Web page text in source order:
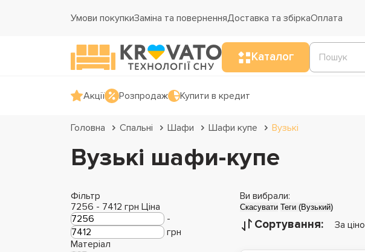
Умови покупкиЗаміна та поверненняДоставка та збіркаОплата
Каталог
Акції Розпродаж Купити в кредит
Головна Спальні Шафи Шафи купе Вузькі
Вузькі шафи-купе
Фільтр
7256 - 7412 грн Ціна
-
грн
Матеріал
Ви вибрали:
Скасувати Теги (Вузький)
Сортування: За